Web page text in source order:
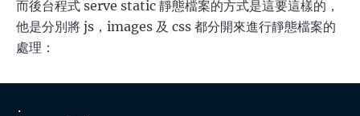
而後台程式 serve static 靜態檔案的方式是這要這樣的，
他是分別將 js，images 及 css 都分開來進行靜態檔案的
處理：
.